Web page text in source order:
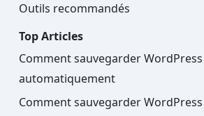
Outils recommandés
Top Articles
Comment sauvegarder WordPress
automatiquement
Comment sauvegarder